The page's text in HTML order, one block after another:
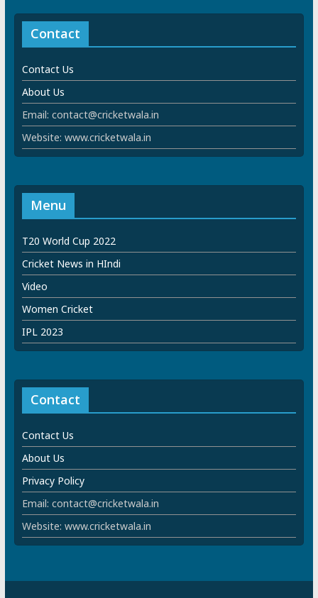
Contact
Contact Us
About Us
Email: contact@cricketwala.in
Website: www.cricketwala.in
Menu
T20 World Cup 2022
Cricket News in HIndi
Video
Women Cricket
IPL 2023
Contact
Contact Us
About Us
Privacy Policy
Email: contact@cricketwala.in
Website: www.cricketwala.in